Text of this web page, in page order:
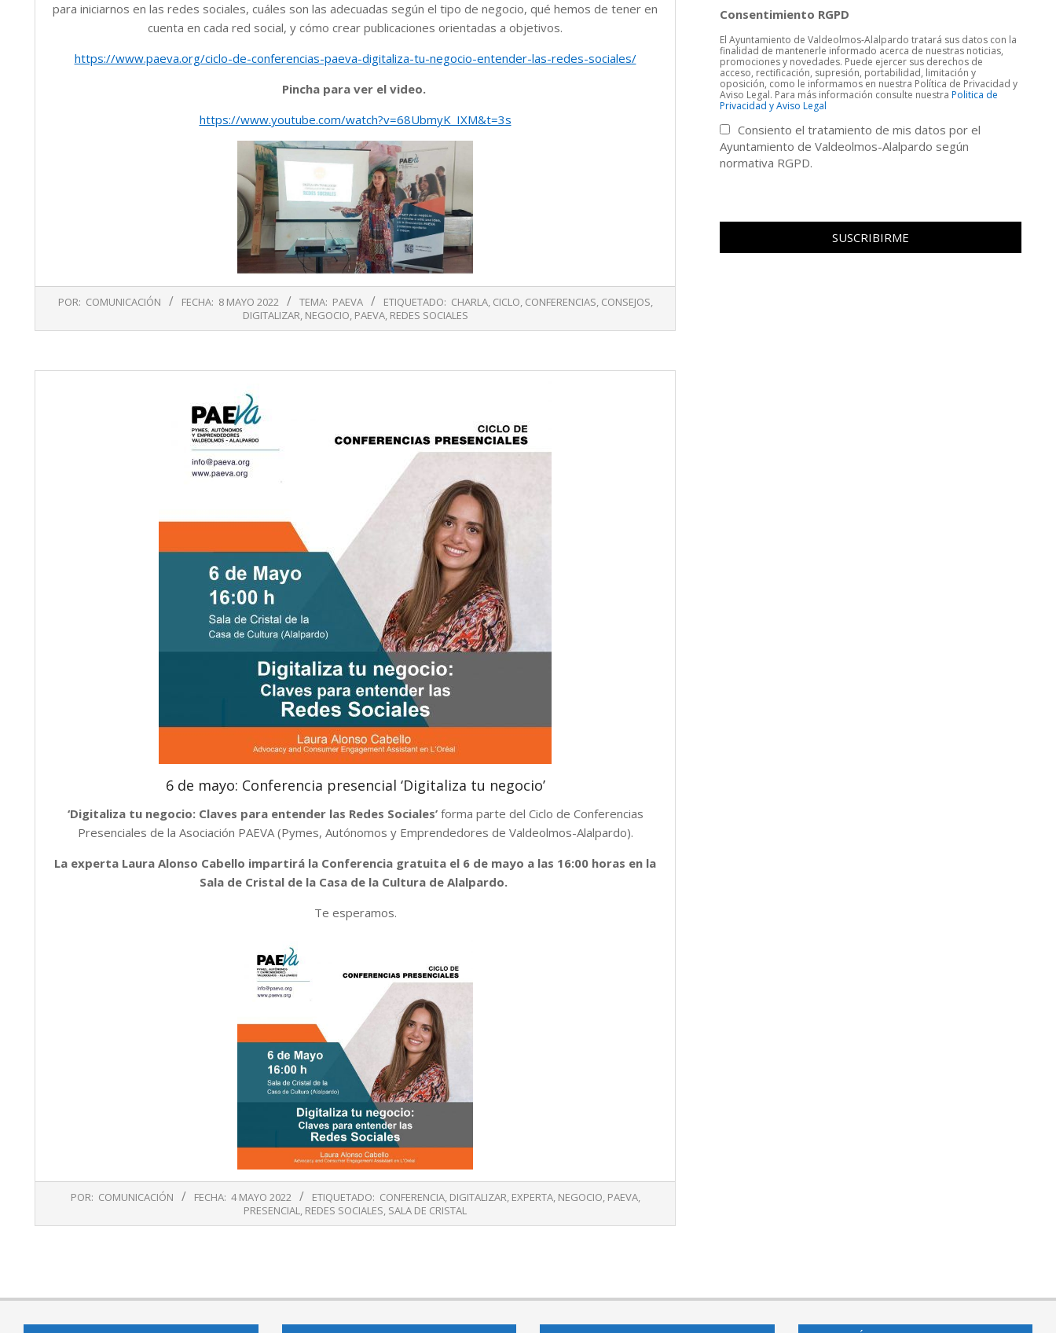
para iniciarnos en las redes sociales, cuáles son las adecuadas según el tipo de negocio, qué hemos de tener en
cuenta en cada red social, y cómo crear publicaciones orientadas a objetivos.
https://www.paeva.org/ciclo-de-conferencias-paeva-digitaliza-tu-negocio-entender-las-redes-sociales/
Pincha para ver el video.
https://www.youtube.com/watch?v=68UbmyK_IXM&t=3s
08
POR: COMUNICACIÓN FECHA: 8 MAYO 2022 TEMA: PAEVA ETIQUETADO: CHARLA, CICLO, CONFERENCIAS, CONSEJOS,
DIGITALIZAR, NEGOCIO, PAEVA, REDES SOCIALES
6 de mayo: Conferencia presencial ‘Digitaliza tu negocio’
‘Digitaliza tu negocio: Claves para entender las Redes Sociales’ forma parte del Ciclo de Conferencias
Presenciales de la Asociación PAEVA (Pymes, Autónomos y Emprendedores de Valdeolmos-Alalpardo).
La experta Laura Alonso Cabello impartirá la Conferencia gratuita el 6 de mayo a las 16:00 horas en la
Sala de Cristal de la Casa de la Cultura de Alalpardo.
Te esperamos.
04
POR: COMUNICACIÓN FECHA: 4 MAYO 2022 ETIQUETADO: CONFERENCIA, DIGITALIZAR, EXPERTA, NEGOCIO, PAEVA,
PRESENCIAL, REDES SOCIALES, SALA DE CRISTAL
Consentimiento RGPD
El Ayuntamiento de Valdeolmos-Alalpardo tratará sus datos con la
finalidad de mantenerle informado acerca de nuestras noticias,
promociones y novedades. Puede ejercer sus derechos de
acceso, rectificación, supresión, portabilidad, limitación y
oposición, como le informamos en nuestra Política de Privacidad y
Aviso Legal. Para más información consulte nuestraPolitica de
Privacidad y Aviso Legal
Consiento el tratamiento de mis datos por el
Ayuntamiento de Valdeolmos-Alalpardo según
normativa RGPD.